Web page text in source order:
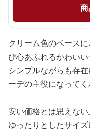
クリーム色のベース
び心あふれるかわいい
シンプルながらも存
ーデの主役になってく
安い価格とは思えない
ゆったりとしたサイ